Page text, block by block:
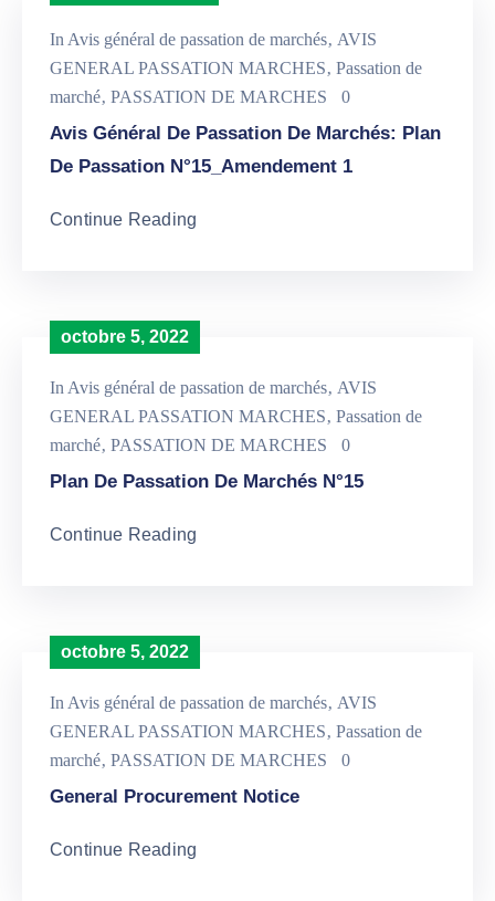
In Avis général de passation de marchés‚ AVIS
GENERAL PASSATION MARCHES‚ Passation de
marché‚ PASSATION DE MARCHES 0
Avis Général De Passation De Marchés: Plan
De Passation N°15_Amendement 1
Continue Reading
octobre 5, 2022
In Avis général de passation de marchés‚ AVIS
GENERAL PASSATION MARCHES‚ Passation de
marché‚ PASSATION DE MARCHES 0
Plan De Passation De Marchés N°15
Continue Reading
octobre 5, 2022
In Avis général de passation de marchés‚ AVIS
GENERAL PASSATION MARCHES‚ Passation de
marché‚ PASSATION DE MARCHES 0
General Procurement Notice
Continue Reading